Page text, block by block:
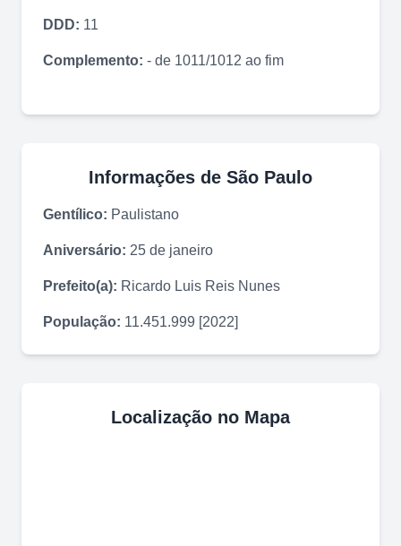
DDD: 11
Complemento: - de 1011/1012 ao fim
Informações de São Paulo
Gentílico: Paulistano
Aniversário: 25 de janeiro
Prefeito(a): Ricardo Luis Reis Nunes
População: 11.451.999 [2022]
Localização no Mapa